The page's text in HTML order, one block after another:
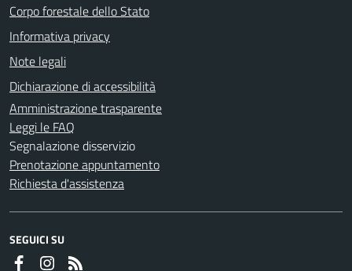
Corpo forestale dello Stato
Informativa privacy
Note legali
Dichiarazione di accessibilità
Amministrazione trasparente
Leggi le FAQ
Segnalazione disservizio
Prenotazione appuntamento
Richiesta d'assistenza
SEGUICI SU